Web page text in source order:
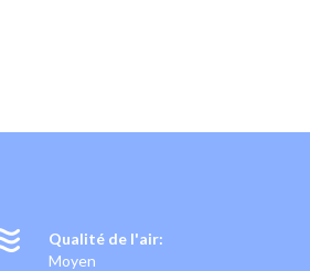
Qualité de l'air:
Moyen